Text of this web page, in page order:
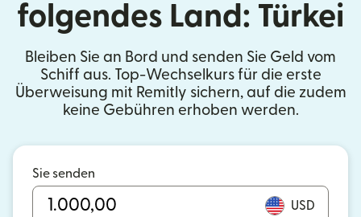
folgendes Land: Türkei
Bleiben Sie an Bord und senden Sie Geld vom
Schiff aus. Top-Wechselkurs für die erste
Überweisung mit Remitly sichern, auf die zudem
keine Gebühren erhoben werden.
Sie senden
USD